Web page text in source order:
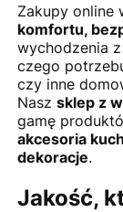
Zakupy online
komfortu,
wychodzenia
czego
czy inne
Nasz sklep z
gamę
akcesoria
dekoracje.
Jakość,